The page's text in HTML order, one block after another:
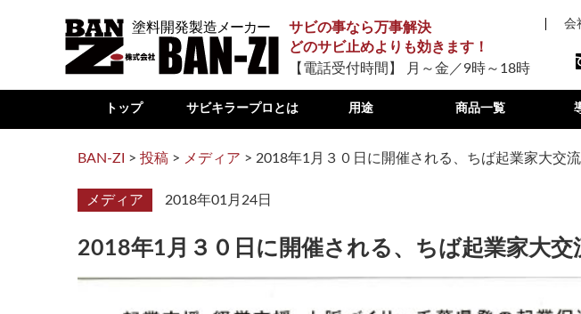
サビの事なら万事解決
どのサビ止めよりも効きます！
【電話受付時間】 月～金／9時～18時
会
トップ サビキラープロとは 用途 商品一覧
BAN-ZI > 投稿 > メディア > 2018年1月３０日に開催される、ちば起業家大交
メディア 2018年01月24日
2018年1月３０日に開催される、ちば起業家大交